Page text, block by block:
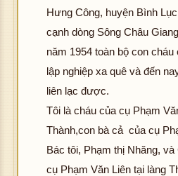
Hưng Công, huyện Bình
cạnh dòng Sông Châu
năm 1954 toàn bộ con cháu
lập nghiệp xa quê và đến
liên lạc được.
Tôi là cháu của cụ Phạm
Thành,con bà cả của cụ
Bác tôi, Phạm thị Nhăng,
cụ Phạm Văn Liên tại làng